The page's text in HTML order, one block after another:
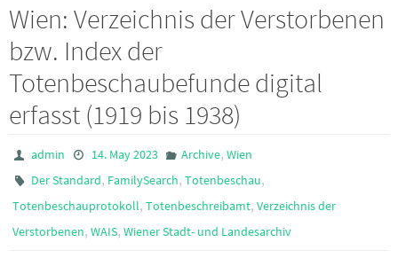
Wien: Verzeichnis der Verstorbenen
bzw. Index der
Totenbeschaubefunde digital
erfasst (1919 bis 1938)
admin 14. May 2023 Archive, Wien
Der Standard, FamilySearch,Totenbeschau,
Totenbeschauprotokoll, Totenbeschreibamt, Verzeichnis der
Verstorbenen, WAIS, Wiener Stadt- und Landesarchiv